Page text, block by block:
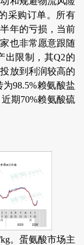
采购订单。所有
年的亏损，当前
也非常愿意跟随
出限制，其Q2的
放到利润较高的
98.5%赖氨酸盐
期70%赖氨酸硫
。蛋氨酸市场主